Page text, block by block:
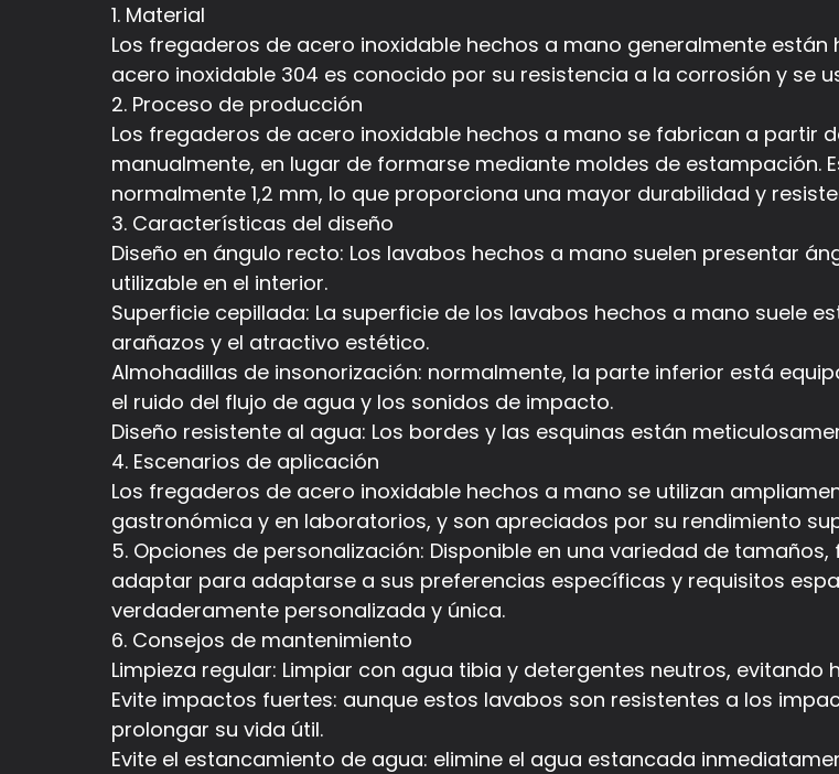
1. Material
Los fregaderos de acero inoxidable hechos a mano generalmente
acero inoxidable 304 es conocido por su resistencia a la corrosión y se
2. Proceso de producción
Los fregaderos de acero inoxidable hechos a mano se fabrican a partir
manualmente, en lugar de formarse mediante moldes de estampación.
normalmente 1,2 mm, lo que proporciona una mayor durabilidad y
3. Características del diseño
Diseño en ángulo recto: Los lavabos hechos a mano suelen presentar
utilizable en el interior.
Superficie cepillada: La superficie de los lavabos hechos a mano suele
arañazos y el atractivo estético.
Almohadillas de insonorización: normalmente, la parte inferior está
el ruido del flujo de agua y los sonidos de impacto.
Diseño resistente al agua: Los bordes y las esquinas están
4. Escenarios de aplicación
Los fregaderos de acero inoxidable hechos a mano se utilizan
gastronómica y en laboratorios, y son apreciados por su rendimiento
5. Opciones de personalización: Disponible en una variedad de
adaptar para adaptarse a sus preferencias específicas y requisitos
verdaderamente personalizada y única.
6. Consejos de mantenimiento
Limpieza regular: Limpiar con agua tibia y detergentes neutros,
Evite impactos fuertes: aunque estos lavabos son resistentes a los
prolongar su vida útil.
Evite el estancamiento de agua: elimine el agua estancada